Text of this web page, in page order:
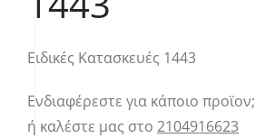
Ειδικές Κατασκευές 1443
Ενδιαφέρεστε για κάποιο προϊον;
ή καλέστε μας στο 2104916623